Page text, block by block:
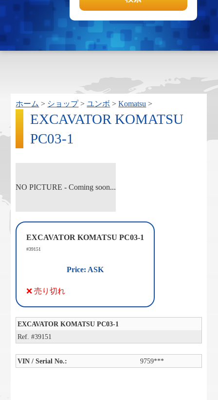
ホーム > ショップ>ユンボ >Komatsu >
EXCAVATOR KOMATSU
PC03-1
NO PICTURE - Coming soon...
EXCAVATOR KOMATSU PC03-1
#39151
Price: ASK
❌ 売り切れ
EXCAVATOR KOMATSU PC03-1
Ref. #39151
VIN / Serial No.: 9759***